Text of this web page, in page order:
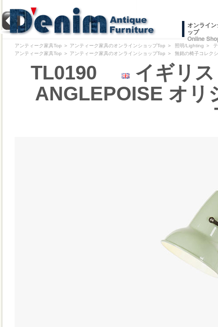
オンライ
ップ
Online
アンティーク家具Top ＞ アンティーク家具のオンラインショップTop ＞ 照明/Lighting ＞
アンティーク家具Top ＞ アンティーク家具のオンラインショップTop ＞ 無銘の椅子コレク
TL0190
イギリ
ANGLEPOISE オリ